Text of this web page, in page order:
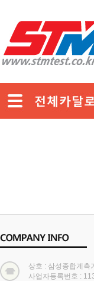
상호 : 삼성종합계측
사업자등록번호 :